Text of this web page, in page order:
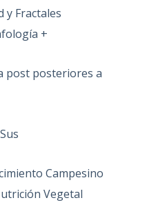
y Fractales
+
post posteriores a
Campesino
Vegetal